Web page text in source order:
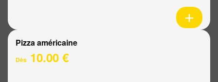
Pizza américaine
Dès 10.00 €